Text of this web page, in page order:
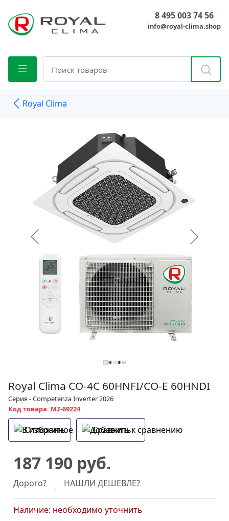
8 495 003 74 56
info@royal-clima.shop
Royal Clima
Royal Clima CO-4C 60HNFI/CO-E 60HNDI
Серия - Competenza Inverter 2026
Код товара: MZ-69224
Отложить Сравнить
187 190 руб.
Дорого? НАШЛИ ДЕШЕВЛЕ?
Наличие: необходимо уточнить